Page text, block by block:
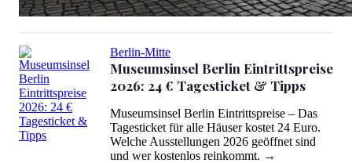
Museumsinsel Berlin Eintrittspreise 2026: 24 € Tagesticket & Tipps
Berlin-Mitte
Museumsinsel Berlin Eintrittspreise
2026: 24 € Tagesticket & Tipps
Museumsinsel Berlin Eintrittspreise – Das
Tagesticket für alle Häuser kostet 24 Euro.
Welche Ausstellungen 2026 geöffnet sind
und wer kostenlos reinkommt. →